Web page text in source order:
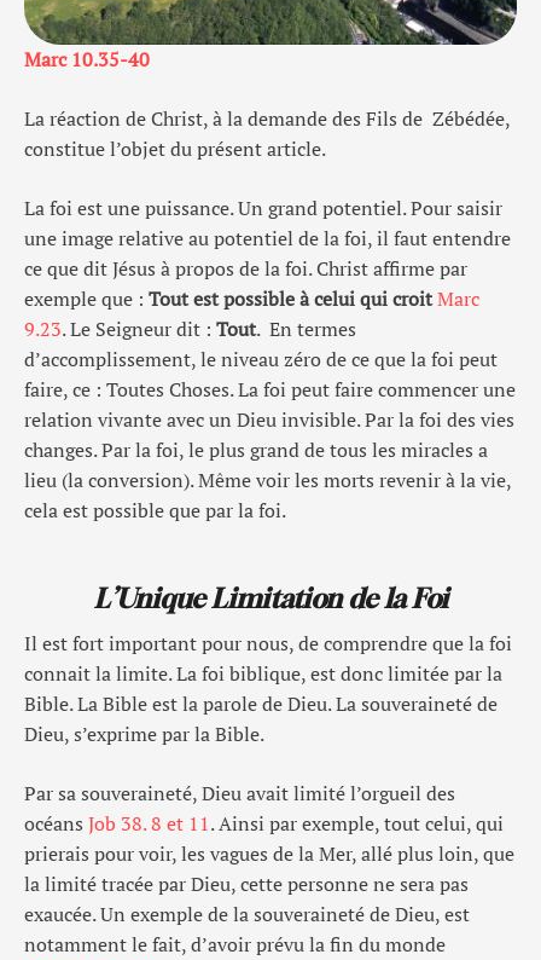
Marc 10.35-40
La réaction de Christ, à la demande des Fils de Zébédée,
constitue l’objet du présent article.
La foi est une puissance. Un grand potentiel. Pour saisir
une image relative au potentiel de la foi, il faut entendre
ce que dit Jésus à propos de la foi. Christ affirme par
exemple que : Tout est possible à celui qui croitMarc
9.23. Le Seigneur dit : Tout. En termes
d’accomplissement, le niveau zéro de ce que la foi peut
faire, ce : Toutes Choses. La foi peut faire commencer une
relation vivante avec un Dieu invisible. Par la foi des vies
changes. Par la foi, le plus grand de tous les miracles a
lieu (la conversion). Même voir les morts revenir à la vie,
cela est possible que par la foi.
L’Unique Limitation de la Foi
Il est fort important pour nous, de comprendre que la foi
connait la limite. La foi biblique, est donc limitée par la
Bible. La Bible est la parole de Dieu. La souveraineté de
Dieu, s’exprime par la Bible.
Par sa souveraineté, Dieu avait limité l’orgueil des
océans Job 38. 8 et 11. Ainsi par exemple, tout celui, qui
prierais pour voir, les vagues de la Mer, allé plus loin, que
la limité tracée par Dieu, cette personne ne sera pas
exaucée. Un exemple de la souveraineté de Dieu, est
notamment le fait, d’avoir prévu la fin du monde